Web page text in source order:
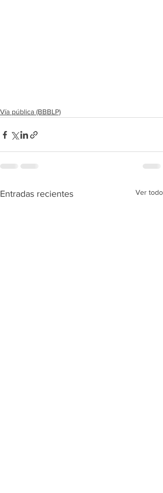
Vía pública (BBBLP)
Entradas recientes Ver todo